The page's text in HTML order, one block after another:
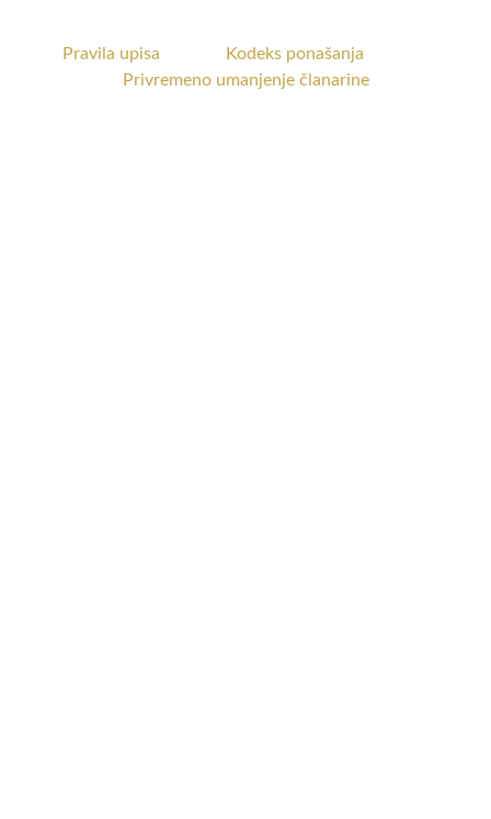
Pravila upisa
Kodeks ponašanja
Privremeno umanjenje članarine